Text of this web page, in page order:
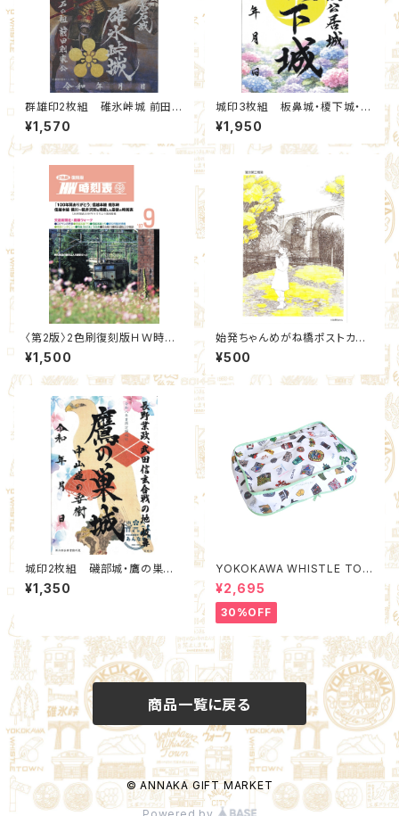
群雄印2枚組 碓氷峠城 前田慶
次・前田利家(95,10)：北群馬甲
冑工房【群雄印】
¥1,570
城印3枚組 板鼻城・榎下城・簗
瀬城 2026夏限定セット(18,19,
20)：北群馬甲冑工房【群雄印】
×安中市観光機構
¥1,950
〈第2版〉2色刷復刻版ＨＷ時刻
表
¥1,500
始発ちゃんめがね橋ポストカー
ド ステッカー付
¥500
城印2枚組 磯部城・鷹の巣城
2026夏限定セット(6,11)：北群
馬甲冑工房【群雄印】×安中市観
¥1,350
YOKOKAWA WHISTLE TOW
N Packing Organizer S (Qu
ality Control by EACHTIME.
¥2,695
30%OFF
商品一覧に戻る
© ANNAKA GIFT MARKET